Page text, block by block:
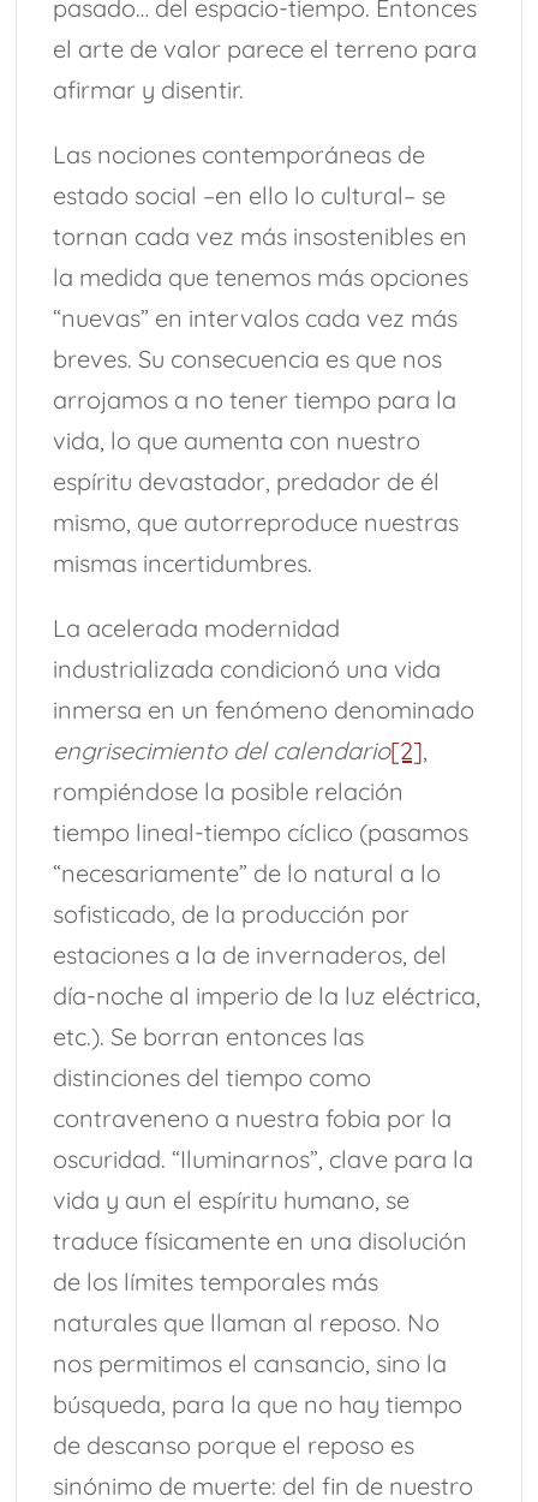
pasado… del espacio-tiempo. Entonces
el arte de valor parece el terreno para
afirmar y disentir.
Las nociones contemporáneas de
estado social –en ello lo cultural– se
tornan cada vez más insostenibles en
la medida que tenemos más opciones
“nuevas” en intervalos cada vez más
breves. Su consecuencia es que nos
arrojamos a no tener tiempo para la
vida, lo que aumenta con nuestro
espíritu devastador, predador de él
mismo, que autorreproduce nuestras
mismas incertidumbres.
La acelerada modernidad
industrializada condicionó una vida
inmersa en un fenómeno denominado
engrisecimiento del calendario[2],
rompiéndose la posible relación
tiempo lineal-tiempo cíclico (pasamos
“necesariamente” de lo natural a lo
sofisticado, de la producción por
estaciones a la de invernaderos, del
día-noche al imperio de la luz eléctrica,
etc.). Se borran entonces las
distinciones del tiempo como
contraveneno a nuestra fobia por la
oscuridad. “Iluminarnos”, clave para la
vida y aun el espíritu humano, se
traduce físicamente en una disolución
de los límites temporales más
naturales que llaman al reposo. No
nos permitimos el cansancio, sino la
búsqueda, para la que no hay tiempo
de descanso porque el reposo es
sinónimo de muerte: del fin de nuestro